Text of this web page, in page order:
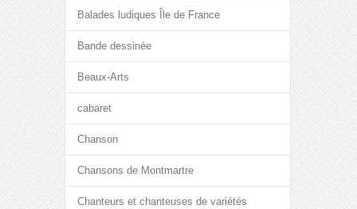
Balades ludiques Île de France
Bande dessinée
Beaux-Arts
cabaret
Chanson
Chansons de Montmartre
Chanteurs et chanteuses de variétés